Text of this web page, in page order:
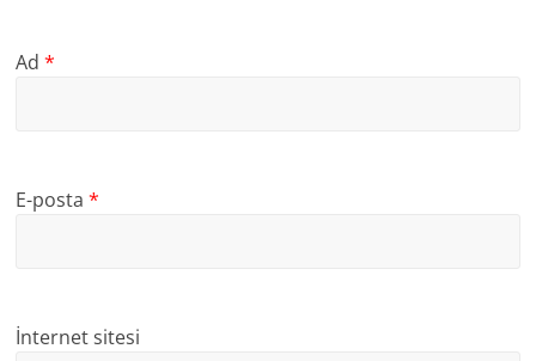
Ad*
E-posta*
İnternet sitesi